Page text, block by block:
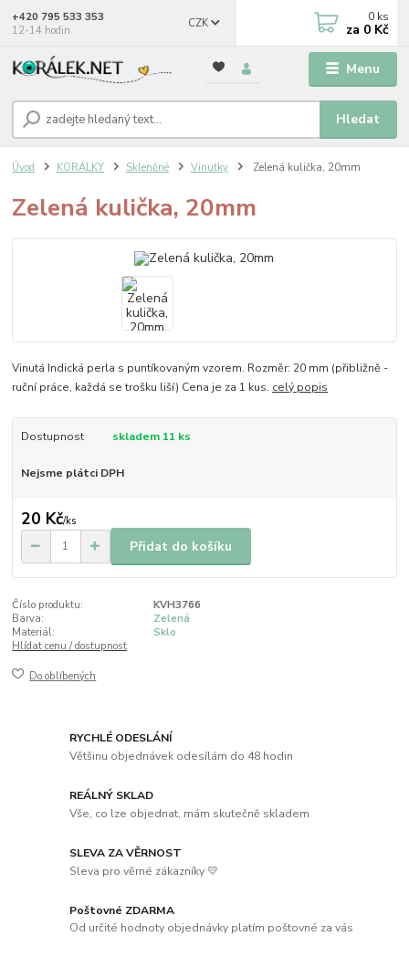
Menu
CZK
Hledat
+420 795 533 353
12-14 hodin
0 ks
za 0 Kč
Úvod KORÁLKY Skleněné Vinutky Zelená kulička, 20mm
Zelená kulička, 20mm
Vinutá Indická perla s puntíkovaným vzorem. Rozměr: 20 mm (přibližně -
ruční práce, každá se trošku liší) Cena je za 1 kus. celý popis
Dostupnost skladem 11 ks
Nejsme plátci DPH
20 Kč/ks
Přidat do košíku
Číslo produktu:
KVH3766
Barva:
Zelená
Materiál:
Sklo
Hlídat cenu / dostupnost
Do oblíbených
RYCHLÉ ODESLÁNÍ
Většinu objednávek odesílám do 48 hodin
REÁLNÝ SKLAD
Vše, co lze objednat, mám skutečně skladem
SLEVA ZA VĚRNOST
Sleva pro věrné zákazníky 💛
Poštovné ZDARMA
Od určité hodnoty objednávky platím poštovné za vás